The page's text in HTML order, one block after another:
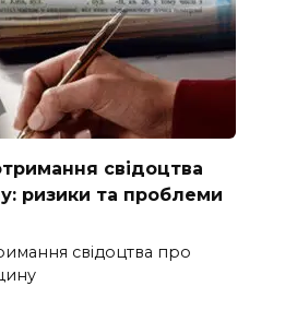
свідоцтва
ризики та проблеми
свідоцтва про